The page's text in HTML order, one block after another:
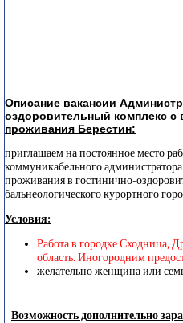
Описание вакансии
оздоровительный комплекс с
проживания Берестин:
приглашаем на постоянное место
коммуникабельного
проживания в гостинично-
бальнеологического курортного
Условия:
Работа в городке Сходница,
область. Иногородним
желательно женщина или
Возможность дополнительно